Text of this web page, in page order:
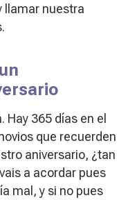
llamar nuestra
365 días en el
que recuerden
aniversario, ¿tan
a acordar pues
mal, y si no pues